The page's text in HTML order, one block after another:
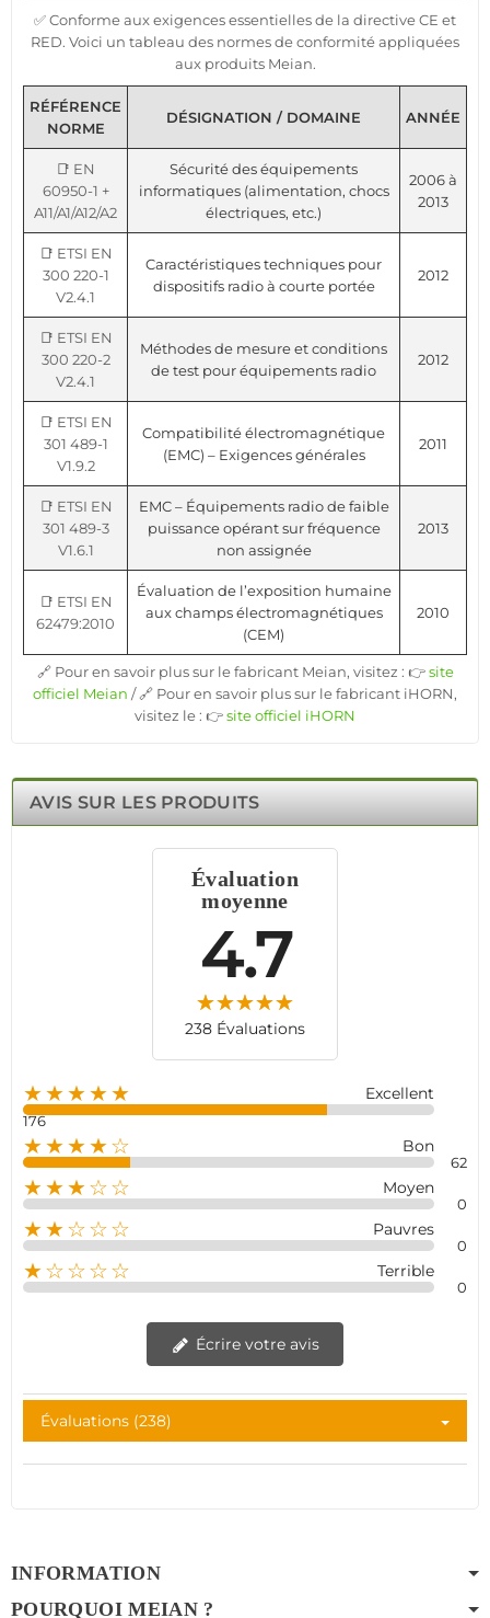
✅ Conforme aux exigences essentielles de la directive CE et
RED. Voici un tableau des normes de conformité appliquées
aux produits Meian.
RÉFÉRENCE
NORME
DÉSIGNATION / DOMAINE ANNÉE
📑 EN
60950-1 +
A11/A1/A12/A2
Sécurité des équipements
informatiques (alimentation, chocs
électriques, etc.)
2006 à
2013
📑 ETSI EN
300 220-1
V2.4.1
Caractéristiques techniques pour
dispositifs radio à courte portée
2012
📑 ETSI EN
300 220-2
V2.4.1
Méthodes de mesure et conditions
de test pour équipements radio
2012
📑 ETSI EN
301 489-1
V1.9.2
Compatibilité électromagnétique
(EMC) – Exigences générales
2011
📑 ETSI EN
301 489-3
V1.6.1
EMC – Équipements radio de faible
puissance opérant sur fréquence
non assignée
2013
📑 ETSI EN
62479:2010
Évaluation de l’exposition humaine
aux champs électromagnétiques
(CEM)
2010
🔗 Pour en savoir plus sur le fabricant Meian, visitez : 👉site
officiel Meian / 🔗 Pour en savoir plus sur le fabricant iHORN,
visitez le : 👉site officiel iHORN
AVIS SUR LES PRODUITS
Évaluation
moyenne
4.7
238 Évaluations
★★★★★ Excellent
176
★★★★☆ Bon
62
★★★☆☆ Moyen
0
★★☆☆☆ Pauvres
0
★☆☆☆☆ Terrible
0
Écrire votre avis
Évaluations (238)
INFORMATION
POURQUOI MEIAN ?